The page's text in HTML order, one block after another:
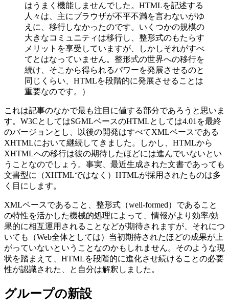
はうまく機能しませんでした。HTMLを記述する
人々は、主にブラウザが不平不満を言わないがゆ
えに、移行しなかったのです。いくつかの規模の
大きなコミュニティは移行し、整形式のもたらす
メリットを享受していますが、しかしそれがすべ
てとはなっていません。整形式の世界への移行を
続け、そこから得られるパワーを発展させるのと
同じくらい、HTMLを段階的に発展させることは
重要なのです。）
これは記事のなかで最も注目に値する部分であろうと思いま
す。W3CとしてはSGMLベースのHTMLとしては4.01を最終
のバージョンとし、以後の開発はすべてXMLベースである
XHTMLにおいて継続してきました。しかし、HTMLから
XHTMLへの移行は彼の期待したほどには進んでいないとい
うことなのでしょう。事実、最近生成された文書であっても
文書型に（XHTMLではなく）HTMLが採用されたものは多
く目にします。
XMLベースであること、整形式（well-formed）であること
の特性を活かした機械的処理によって、情報がより効率/効
果的に相互運用されることなどが期待されますが、それにつ
いても（Web全体としては）当初期待されたほどの成果が上
がっていないということなのかもしれません。そのような現
状を踏まえて、HTMLを段階的に進化させ続けることの必要
性が認識された、と自分は解釈しました。
グループの新設